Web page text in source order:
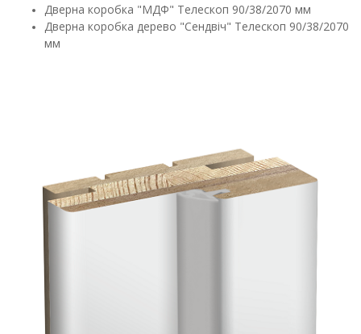
Дверна коробка "МДФ" Телескоп 90/38/2070 мм
Дверна коробка дерево "Сендвіч" Телескоп 90/38/2070
мм